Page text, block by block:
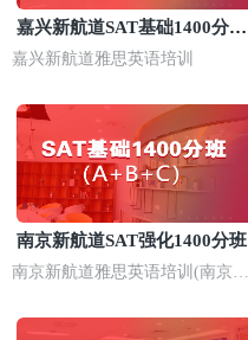
嘉兴新航道SAT基础1400分培
训班
嘉兴新航道雅思英语培训
南京新航道SAT强化1400分班
南京新航道雅思英语培训(南京河